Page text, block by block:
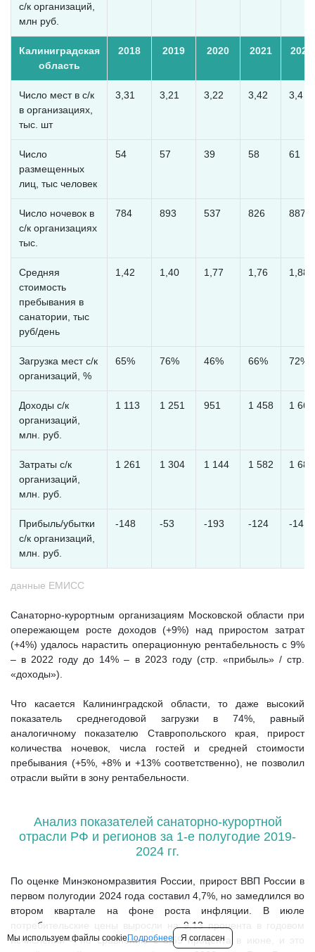
с/к организаций,
млн руб.
Калиниградская
область
2018 2019 2020 2021 2022
Число мест в с/к
в организациях,
тыс. шт
3,31 3,21 3,22 3,42 3,4
Число
размещенных
лиц, тыс человек
54 57 39 58 61
Число ночевок в
с/к организациях
тыс.
784 893 537 826 887
Средняя
стоимость
пребывания в
санатории, тыс
руб/день
1,42 1,40 1,77 1,76 1,88
Загрузка мест с/к
организаций, %
65% 76% 46% 66% 72%
Доходы с/к
организаций,
млн. руб.
1 113 1 251 951 1 458 1 667
Затраты с/к
организаций,
млн. руб.
1 261 1 304 1 144 1 582 1 681
Прибыль/убытки
с/к организаций,
млн. руб.
-148 -53 -193 -124 -14
данные ЕМИСС
Санаторно-курортным организациям Московской области при
опережающем росте доходов (+9%) над приростом затрат
(+4%) удалось нарастить операционную рентабельность с 9%
– в 2022 году до 14% – в 2023 году (стр. «прибыль» / стр.
«доходы»).
Что касается Калининградской области, то даже высокий
показатель среднегодовой загрузки в 74%, равный
аналогичному показателю Ставропольского края, прирост
количества ночевок, числа гостей и средней стоимости
пребывания (+5%, +8% и +13% соответственно), не позволил
отрасли выйти в зону рентабельности.
Анализ показателей санаторно-курортной
отрасли РФ и регионов за 1-е полугодие 2019-
2024 гг.
По оценке Минэкономразвития России, прирост ВВП России в
первом полугодии 2024 года составил 4,7%, но замедлился во
втором квартале на фоне роста инфляции. В июле
потребительские цены выросли на 9,13 процента в годовом
исчислении – по сравнению с 8,59 процента в июне, и это
Мы используем файлы cookie Подробнее Я согласен